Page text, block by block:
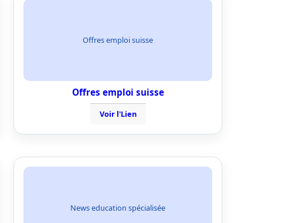
Offres emploi suisse
Offres emploi suisse
Voir l'Lien
News education spécialisée